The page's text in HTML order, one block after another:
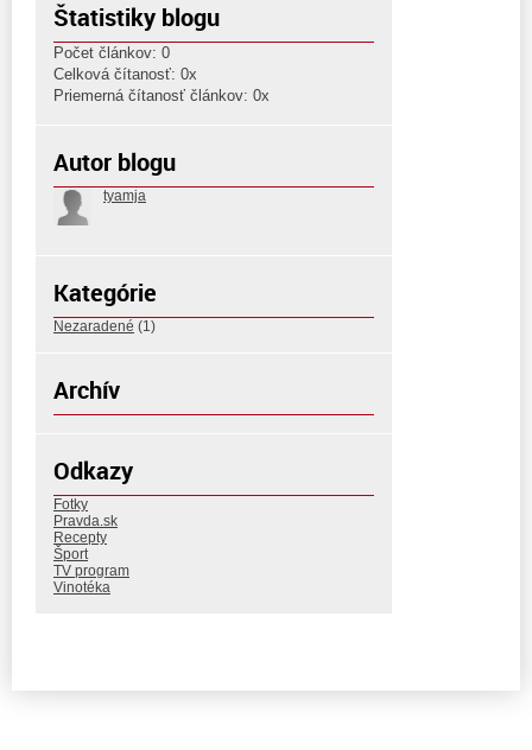
Štatistiky blogu
Počet článkov: 0
Celková čítanosť: 0x
Priemerná čítanosť článkov: 0x
Autor blogu
tyamja
Kategórie
Nezaradené (1)
Archív
Odkazy
Fotky
Pravda.sk
Recepty
Šport
TV program
Vinotéka